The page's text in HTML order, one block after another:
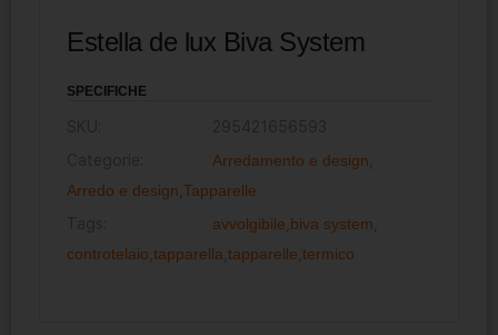
Estella de lux Biva System
SPECIFICHE
Arredamento e design
Arredo e design Tapparelle
avvolgibile biva system
controtelaio tapparella tapparelle termico